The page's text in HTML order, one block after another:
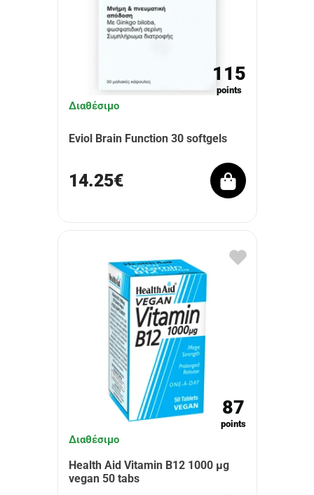
115
points
Διαθέσιμο
Eviol Brain Function 30 softgels
14.25€
87
points
Διαθέσιμο
Health Aid Vitamin B12 1000 µg
vegan 50 tabs